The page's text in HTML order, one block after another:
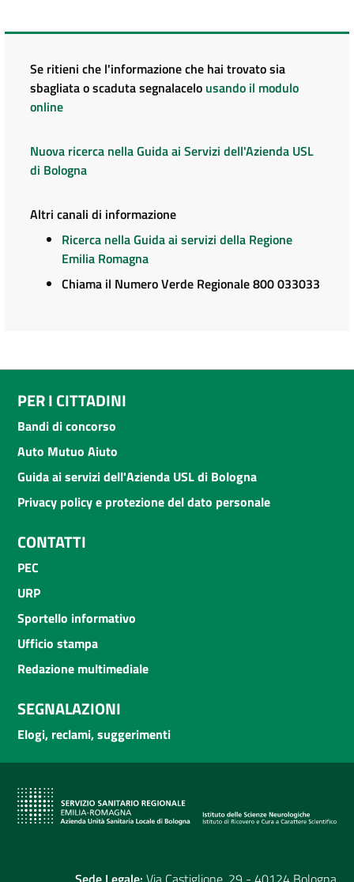
Se ritieni che l'informazione che hai trovato sia
sbagliata o scaduta segnalacelo usando il modulo
online
Nuova ricerca nella Guida ai Servizi dell'Azienda USL
di Bologna
Altri canali di informazione
Ricerca nella Guida ai servizi della Regione
Emilia Romagna
Chiama il Numero Verde Regionale 800 033033
PER I CITTADINI
Bandi di concorso
Auto Mutuo Aiuto
Guida ai servizi dell'Azienda USL di Bologna
Privacy policy e protezione del dato personale
CONTATTI
PEC
URP
Sportello informativo
Ufficio stampa
Redazione multimediale
SEGNALAZIONI
Elogi, reclami, suggerimenti